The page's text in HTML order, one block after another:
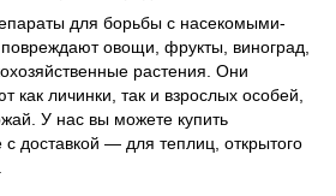
для борьбы с насекомыми-
овощи, фрукты, виноград,
растения. Они
как личинки, так и взрослых особей,
У нас вы можете купить
с доставкой — для теплиц, открытого